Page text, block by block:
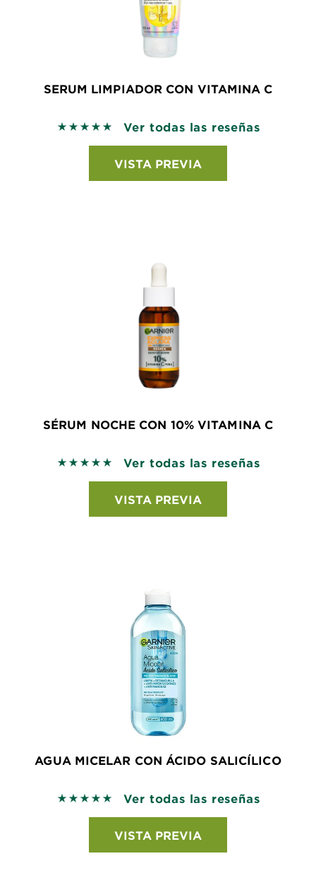
SERUM LIMPIADOR CON VITAMINA C
5 out of 5 stars based on reviews
Ver todas las reseñas
VISTA PREVIA
SÉRUM NOCHE CON 10% VITAMINA C
5 out of 5 stars based on reviews
Ver todas las reseñas
VISTA PREVIA
AGUA MICELAR CON ÁCIDO SALICÍLICO
5 out of 5 stars based on reviews
Ver todas las reseñas
VISTA PREVIA